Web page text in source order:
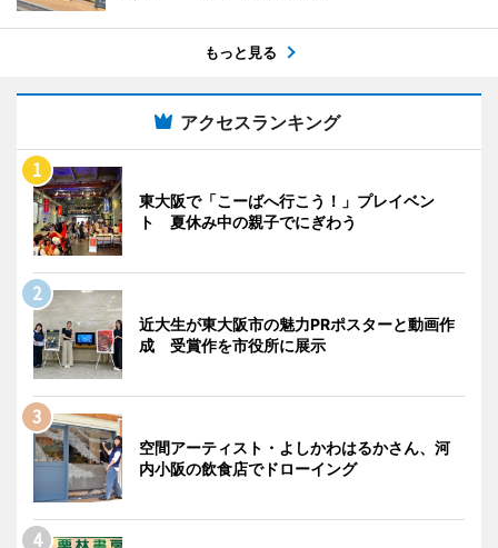
もっと見る
アクセスランキング
東大阪で「こーばへ行こう！」プレイベン
ト 夏休み中の親子でにぎわう
近大生が東大阪市の魅力PRポスターと動画作
成 受賞作を市役所に展示
空間アーティスト・よしかわはるかさん、河
内小阪の飲食店でドローイング